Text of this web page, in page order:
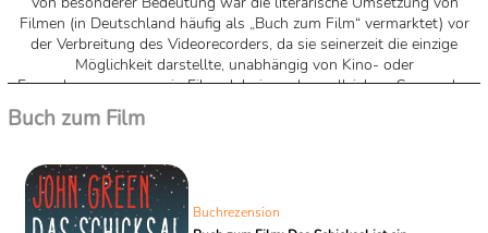
Filmen (in Deutschland häufig als „Buch zum Film“ vermarktet) vor
der Verbreitung des Videorecorders, da sie seinerzeit die einzige
Möglichkeit darstellte, unabhängig von Kino- oder
Fernsehprogrammen ein Filmerlebnis nachzuvollziehen. So wurden
die Buchversionen von Kassenschlagern wie
zu Millionenbestsellern. Diesem wirtschaftlichen Erfolg steht ein im
Aufwand in Form eines Autorenhonorars gegenüber, weshalb diese
Form des Tie-ins
Quelle: Wikipedia
Buch zum Film
Buchrezension